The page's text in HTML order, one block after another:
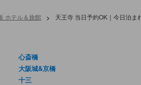
ホテル＆旅館 > 天王寺 当日予約OK｜今日泊ま
心斎橋
大阪城&京橋
十三